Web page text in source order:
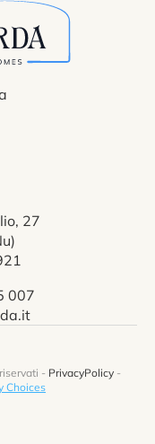
27
007
- PrivacyPolicy-
Choices